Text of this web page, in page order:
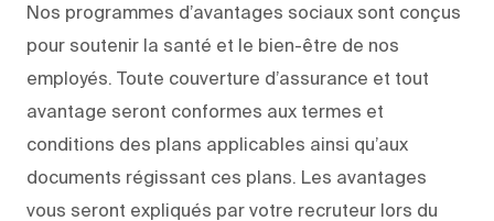
Nos programmes d’avantages sociaux sont conçus
pour soutenir la santé et le bien-être de nos
employés. Toute couverture d’assurance et tout
avantage seront conformes aux termes et
conditions des plans applicables ainsi qu’aux
documents régissant ces plans. Les avantages
vous seront expliqués par votre recruteur lors du